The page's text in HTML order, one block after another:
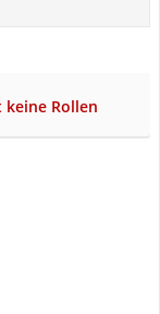
keine Rollen